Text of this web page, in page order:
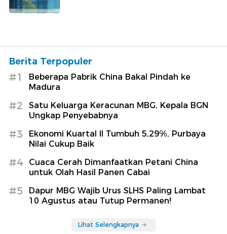
Berita Terpopuler
#1
Beberapa Pabrik China Bakal Pindah ke
Madura
#2
Satu Keluarga Keracunan MBG, Kepala BGN
Ungkap Penyebabnya
#3
Ekonomi Kuartal II Tumbuh 5,29%, Purbaya
Nilai Cukup Baik
#4
Cuaca Cerah Dimanfaatkan Petani China
untuk Olah Hasil Panen Cabai
#5
Dapur MBG Wajib Urus SLHS Paling Lambat
10 Agustus atau Tutup Permanen!
Lihat Selengkapnya